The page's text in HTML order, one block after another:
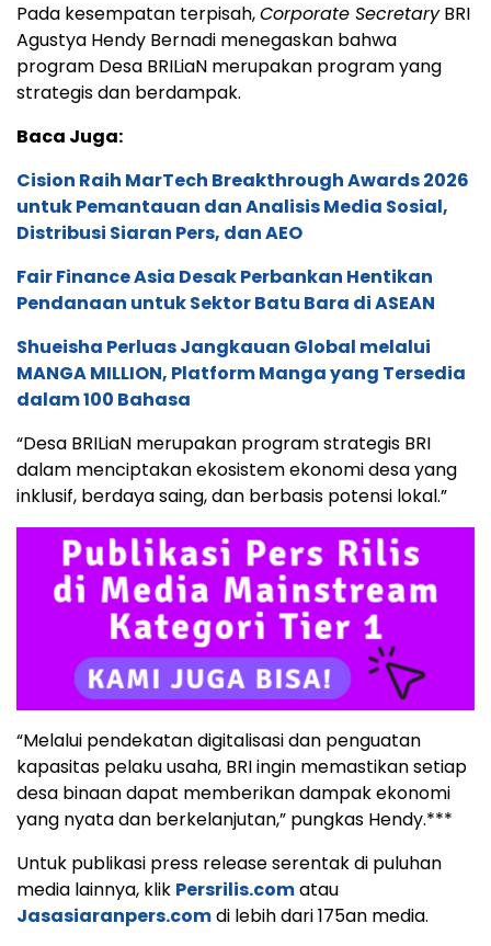
Pada kesempatan terpisah,Corporate SecretaryBRI
Agustya Hendy Bernadi menegaskan bahwa
program Desa BRILiaN merupakan program yang
strategis dan berdampak.
Baca Juga:
Cision Raih MarTech Breakthrough Awards 2026
untuk Pemantauan dan Analisis Media Sosial,
Distribusi Siaran Pers, dan AEO
Fair Finance Asia Desak Perbankan Hentikan
Pendanaan untuk Sektor Batu Bara di ASEAN
Shueisha Perluas Jangkauan Global melalui
MANGA MILLION, Platform Manga yang Tersedia
dalam 100 Bahasa
“Desa BRILiaN merupakan program strategis BRI
dalam menciptakan ekosistem ekonomi desa yang
inklusif, berdaya saing, dan berbasis potensi lokal.”
“Melalui pendekatan digitalisasi dan penguatan
kapasitas pelaku usaha, BRI ingin memastikan setiap
desa binaan dapat memberikan dampak ekonomi
yang nyata dan berkelanjutan,” pungkas Hendy.***
Untuk publikasi press release serentak di puluhan
media lainnya, klik Persrilis.comatau
Jasasiaranpers.comdi lebih dari 175an media.